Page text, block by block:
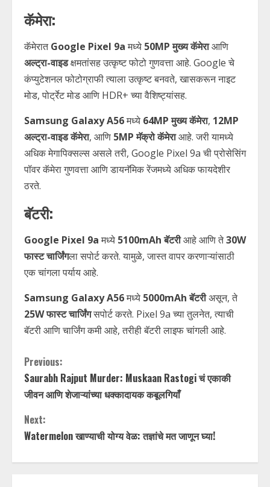
कॅमेरा:
कॅमेरातGoogle Pixel 9aमध्ये 50MP मुख्य कॅमेराआणि
अल्ट्रा-वाइडक्षमतांसह उत्कृष्ट फोटो गुणवत्ता आहे. Google चे
कंप्युटेशनल फोटोग्राफी त्याला उत्कृष्ट बनवते, खासकरून नाइट
मोड, पोर्ट्रेट मोड आणि HDR+ च्या वैशिष्ट्यांसह.
Samsung Galaxy A56मध्ये 64MP मुख्य कॅमेरा, 12MP
अल्ट्रा-वाइड कॅमेरा, आणि 5MP मॅक्रो कॅमेराआहे. जरी यामध्ये
अधिक मेगापिक्सल्स असले तरी, Google Pixel 9a ची प्रोसेसिंग
पॉवर कॅमेरा गुणवत्ता आणि डायनॅमिक रेंजमध्ये अधिक फायदेशीर
ठरते.
बॅटरी:
Google Pixel 9aमध्ये 5100mAh बॅटरीआहे आणि ते30W
फास्ट चार्जिंगला सपोर्ट करते. यामुळे, जास्त वापर करणाऱ्यांसाठी
एक चांगला पर्याय आहे.
Samsung Galaxy A56मध्ये 5000mAh बॅटरीअसून, ते
25W फास्ट चार्जिंगसपोर्ट करते. Pixel 9a च्या तुलनेत, त्याची
बॅटरी आणि चार्जिंग कमी आहे, तरीही बॅटरी लाइफ चांगली आहे.
C
o
n
t
i
Previous:
Saurabh Rajput Murder: Muskaan Rastogi चं एकाकी
जीवन आणि शेजाऱ्यांच्या धक्कादायक कबूलगियाँ
Next:
Watermelon खाण्याची योग्य वेळ: तज्ञांचे मत जाणून घ्या!